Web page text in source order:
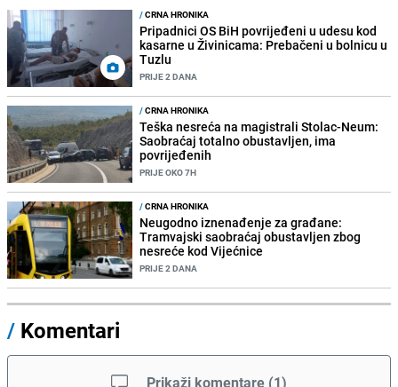
/CRNA HRONIKA
Pripadnici OS BiH povrijeđeni u udesu kod
kasarne u Živinicama: Prebačeni u bolnicu u
Tuzlu
PRIJE 2 DANA
/CRNA HRONIKA
Teška nesreća na magistrali Stolac-Neum:
Saobraćaj totalno obustavljen, ima
povrijeđenih
PRIJE OKO 7H
/CRNA HRONIKA
Neugodno iznenađenje za građane:
Tramvajski saobraćaj obustavljen zbog
nesreće kod Vijećnice
PRIJE 2 DANA
/ Komentari
Prikaži komentare (1)